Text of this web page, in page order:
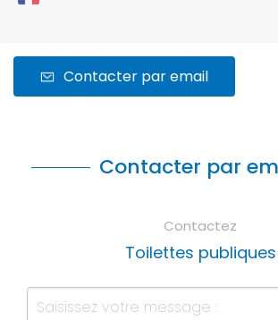
Contacter par email
Contacter par
Contactez
Toilettes publiques